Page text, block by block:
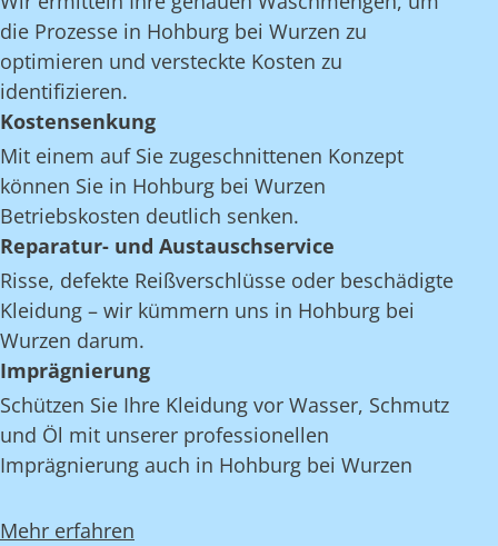
die Prozesse in Hohburg bei Wurzen zu
optimieren und versteckte Kosten zu
identifizieren.
Kostensenkung
Mit einem auf Sie zugeschnittenen Konzept
können Sie in Hohburg bei Wurzen
Betriebskosten deutlich senken.
Reparatur- und Austauschservice
Risse, defekte Reißverschlüsse oder beschädigte
Kleidung – wir kümmern uns in Hohburg bei
Wurzen darum.
Imprägnierung
Schützen Sie Ihre Kleidung vor Wasser, Schmutz
und Öl mit unserer professionellen
Imprägnierung auch in Hohburg bei Wurzen
Mehr erfahren